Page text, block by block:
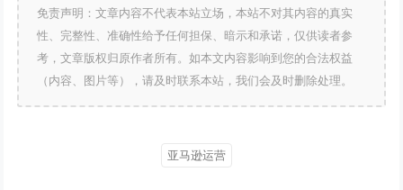
免责声明：文章内容不代表本站立场，本站不对其内容的真实
性、完整性、准确性给予任何担保、暗示和承诺，仅供读者参
考，文章版权归原作者所有。如本文内容影响到您的合法权益
（内容、图片等），请及时联系本站，我们会及时删除处理。
亚马逊运营